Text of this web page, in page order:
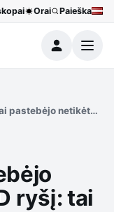
Orai Paieška
Meniu
pastebėjo netikėtą
ryšį: tai